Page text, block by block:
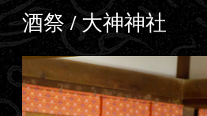
酒祭 / 大神神社